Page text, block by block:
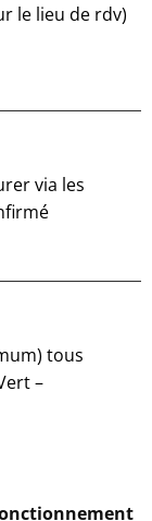
le lieu de rdv)
via les
tous
–